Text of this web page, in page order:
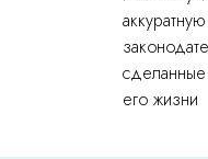
сделанные
его жизни